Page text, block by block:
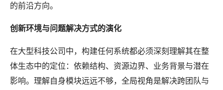
的前沿方向。
创新环境与问题解决方式的演化
在大型科技公司中，构建任何系统都必须深刻理解其在整
体生态中的定位：依赖结构、资源边界、业务背景与潜在
影响。理解自身模块远远不够，全局视角是解决跨团队与